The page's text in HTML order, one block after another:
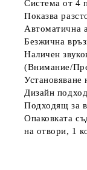
Система от 4
Показва
Автоматична
Безжична
Наличен
(Внимание/
Установяване
Дизайн
Подходящ за
Опаковката
на отвори, 1